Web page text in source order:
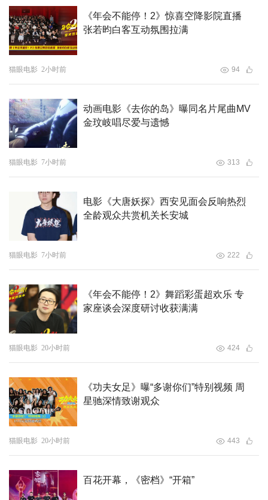
入围作品风格各异，但都用独特创意串联起电影与城市的深
厚情缘，以青春笔触描绘出中国电影的过去与未来。“让历
史通过当代设计语言被更多人理解，电影主题也能让年轻人
更关注城市与电影的发展。”苏大伟认为，这些青春创意作
品不仅是设计成果，更是年轻一代对电影历史的理解与诠
目前，优秀设计名单已在评审现场公布。这些饱含青春智慧
的作品，将以生动的视觉语言讲述中国电影的百年故事，成
为第二十届中国长春电影节上一道亮丽的青春风景线。
《年会不能停！2》惊喜空降影院直播
张若昀白客互动氛围拉满
猫眼电影 2小时前 94
动画电影《去你的岛》曝同名片尾曲MV
金玟岐唱尽爱与遗憾
猫眼电影 7小时前 313
电影《大唐妖探》西安见面会反响热烈
全龄观众共赏机关长安城
猫眼电影 7小时前 222
《年会不能停！2》舞蹈彩蛋超欢乐 专
家座谈会深度研讨收获满满
猫眼电影 20小时前 424
《功夫女足》曝“多谢你们”特别视频 周
星驰深情致谢观众
猫眼电影 20小时前 443
百花开幕，《密档》“开箱”